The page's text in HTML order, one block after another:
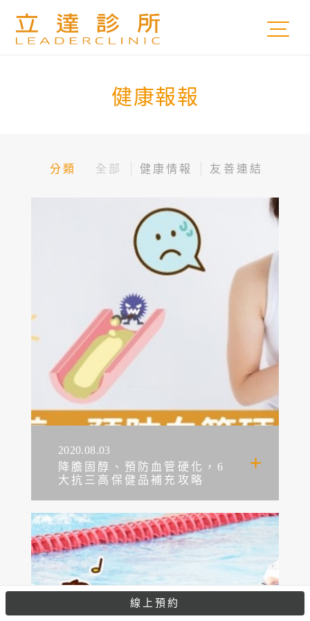
線上預約
健康報報
分類 全部 健康情報 友善連結
2020.08.03
降膽固醇、預防血管硬化，6
大抗三高保健品補充攻略